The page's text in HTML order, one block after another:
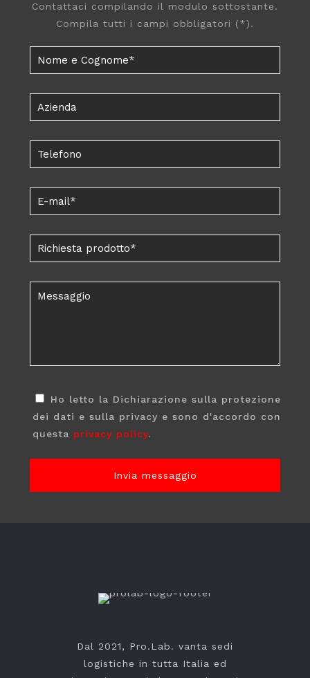
Contattaci compilando il modulo sottostante.
Compila tutti i campi obbligatori (*).
Ho letto la Dichiarazione sulla protezione
dei dati e sulla privacy e sono d'accordo con
questa privacy policy.
Dal 2021, Pro.Lab. vanta sedi
logistiche in tutta Italia ed